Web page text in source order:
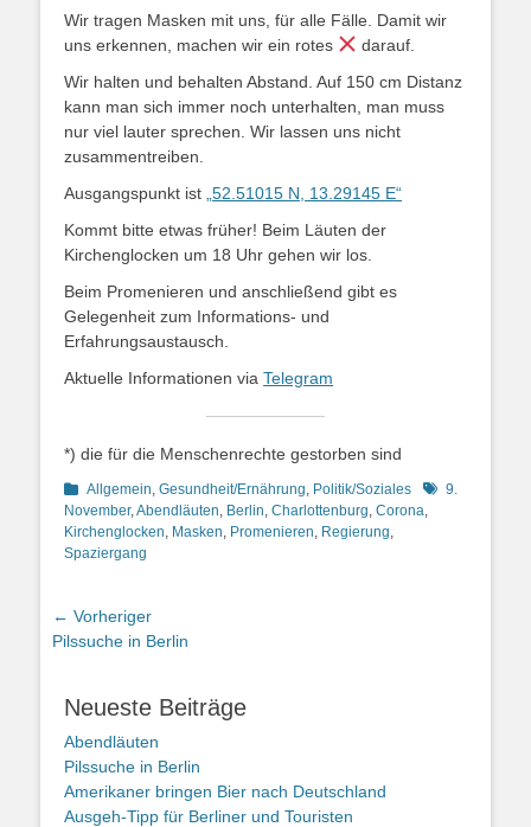
Wir tragen Masken mit uns, für alle Fälle. Damit wir
uns erkennen, machen wir ein rotes
darauf.
Wir halten und behalten Abstand. Auf 150 cm Distanz
kann man sich immer noch unterhalten, man muss
nur viel lauter sprechen. Wir lassen uns nicht
zusammentreiben.
Ausgangspunkt ist „52.51015 N, 13.29145 E“
Kommt bitte etwas früher! Beim Läuten der
Kirchenglocken um 18 Uhr gehen wir los.
Beim Promenieren und anschließend gibt es
Gelegenheit zum Informations- und
Erfahrungsaustausch.
Aktuelle Informationen via Telegram
*) die für die Menschenrechte gestorben sind
Kategorien
Allgemein Gesundheit/Ernährung Politik/Soziales Schlagworte
9.
November, Abendläuten Berlin Charlottenburg Corona
Kirchenglocken Masken Promenieren Regierung
Spaziergang
Beitragsnavigation
← Vorheriger
Vorheriger
Pilssuche in Berlin
Neueste Beiträge
Abendläuten
Pilssuche in Berlin
Amerikaner bringen Bier nach Deutschland
Ausgeh-Tipp für Berliner und Touristen